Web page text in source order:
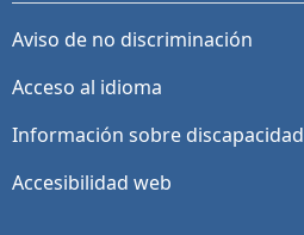
Aviso de no discriminación
Acceso al idioma
Información sobre discapacidad
Accesibilidad web